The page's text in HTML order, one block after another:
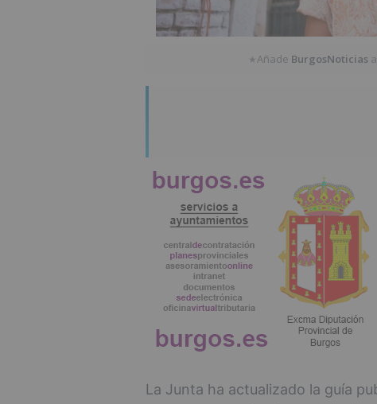
★Añade BurgosNoticias
La Junta ha actualizado la guía